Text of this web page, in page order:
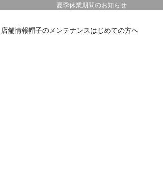
夏季休業期間のお知らせ
店舗情報帽子のメンテナンスはじめての方へ